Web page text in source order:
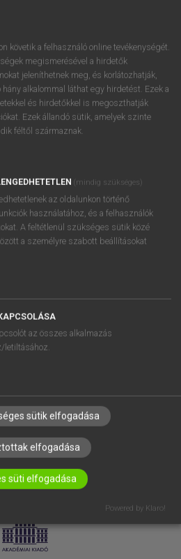
APPLIKÁCIÓ
OFFICE BŐVÍTMÉNY
SZÓTÁRMODUL
NYELVVIZSGA
INTÉZMÉNYEKNEK
MEGOLDÁSOK
RÓLUNK
BEÁLLÍTÁSOK
ADATVÉDELEM
követik a felhasználó online tevékenységét.
megismerésével a hirdetők
jeleníthetnek meg, és korlátozhatják,
hány alkalommal láthat egy hirdetést. Ezek a
és hirdetőkkel is megoszthatják
Ezek állandó sütik, amelyek szinte
féltől származnak.
(mindig szükséges)
az oldalunkon történő
használatához, és a felhasználók
A feltétlenül szükséges sütik közé
a személyre szabott beállításokat
az összes alkalmazás
letiltásához.
sütik elfogadása
elfogadása
süti elfogadása
Powered by Klaro!